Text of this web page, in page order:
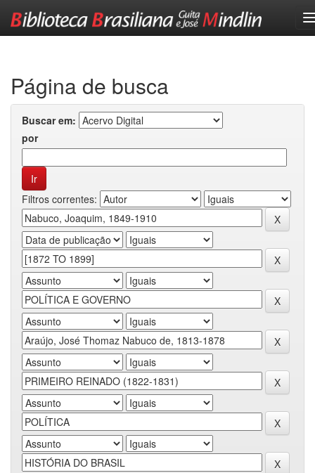
Página de busca
Buscar em:
por
Filtros correntes: